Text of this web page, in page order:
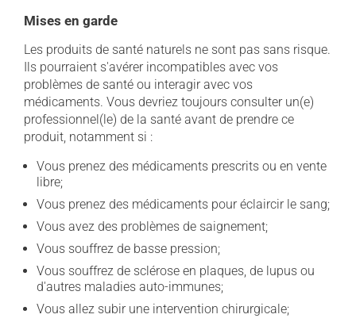
Mises en garde
Les produits de santé naturels ne sont pas sans risque.
Ils pourraient s'avérer incompatibles avec vos
problèmes de santé ou interagir avec vos
médicaments. Vous devriez toujours consulter un(e)
professionnel(le) de la santé avant de prendre ce
produit, notamment si :
Vous prenez des médicaments prescrits ou en vente
libre;
Vous prenez des médicaments pour éclaircir le sang;
Vous avez des problèmes de saignement;
Vous souffrez de basse pression;
Vous souffrez de sclérose en plaques, de lupus ou
d'autres maladies auto-immunes;
Vous allez subir une intervention chirurgicale;